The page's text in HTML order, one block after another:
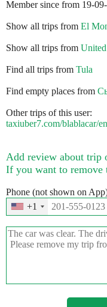
Member since from 19-
Show all trips from El
Show all trips from United
Find all trips from Tula
Find empty places from
Other trips of this user:
taxiuber7.com/blablacar/
Add review about trip
If you want to
Phone (not shown on
+1